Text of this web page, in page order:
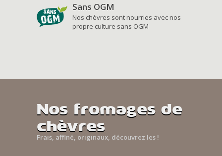
Sans OGM
Nos chèvres sont nourries avec nos
propre culture sans OGM
Nos fromages de
chèvres
Frais, affiné, originaux, découvrez les !